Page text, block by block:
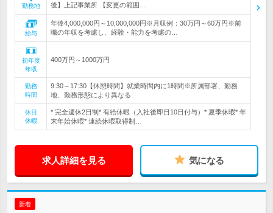
勤務地
後】上記事業所 【変更の範囲…
給与
年俸4,000,000円～10,000,000円※月収例：30万円～60万円※前
職の年収を考慮し、経験・能力を考慮の…
初年度
年収
400万円～1000万円
勤務
時間
9:30～17:30【休憩時間】就業時間内に1時間※所属部署、勤務
地、勤務形態により異なる
休日
休暇
* 完全週休2日制* 有給休暇（入社後即日10日付与）* 夏季休暇* 年
末年始休暇* 連続休暇取得制…
求人詳細を見る 気になる
新着